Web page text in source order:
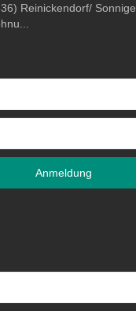
Reinickendorf/ Sonnige
Anmeldung